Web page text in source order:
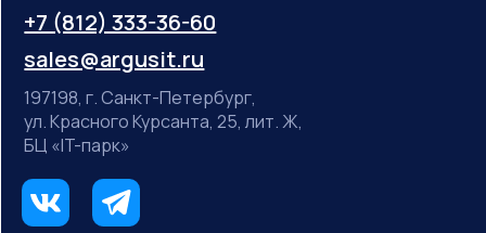
+7 (812) 333-36-60
sales@argusit.ru
197198, г. Санкт-Петербург,
ул. Красного Курсанта, 25, лит. Ж,
БЦ «IT-парк»